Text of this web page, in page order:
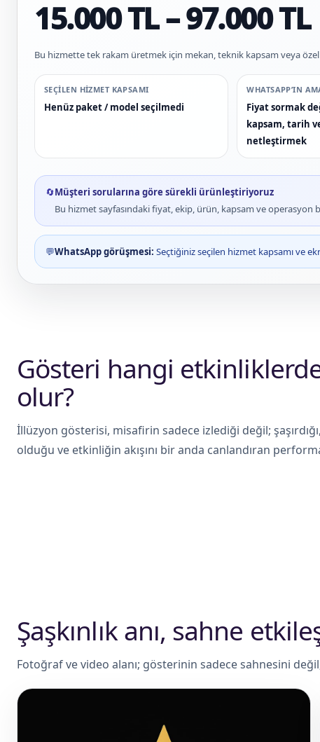
15.000 TL – 97.000 TL
Bu hizmette tek rakam üretmek için mekan, teknik kapsam veya
SEÇILEN HIZMET KAPSAMI
Henüz paket / model seçilmedi
WHATSAPP’IN
Fiyat sormak
kapsam, tarih
netleştirmek
🔄Müşteri sorularına göre sürekli ürünleştiriyoruz
Bu hizmet sayfasındaki fiyat, ekip, ürün, kapsam ve operasyon
💬WhatsApp görüşmesi: Seçtiğiniz seçilen hizmet kapsamı ve
Gösteri hangi
olur?
İllüzyon gösterisi, misafirin sadece izlediği değil;
olduğu ve etkinliğin akışını bir anda canlandıran
Şaşkınlık anı, sahne
Fotoğraf ve video alanı; gösterinin sadece sahnesini